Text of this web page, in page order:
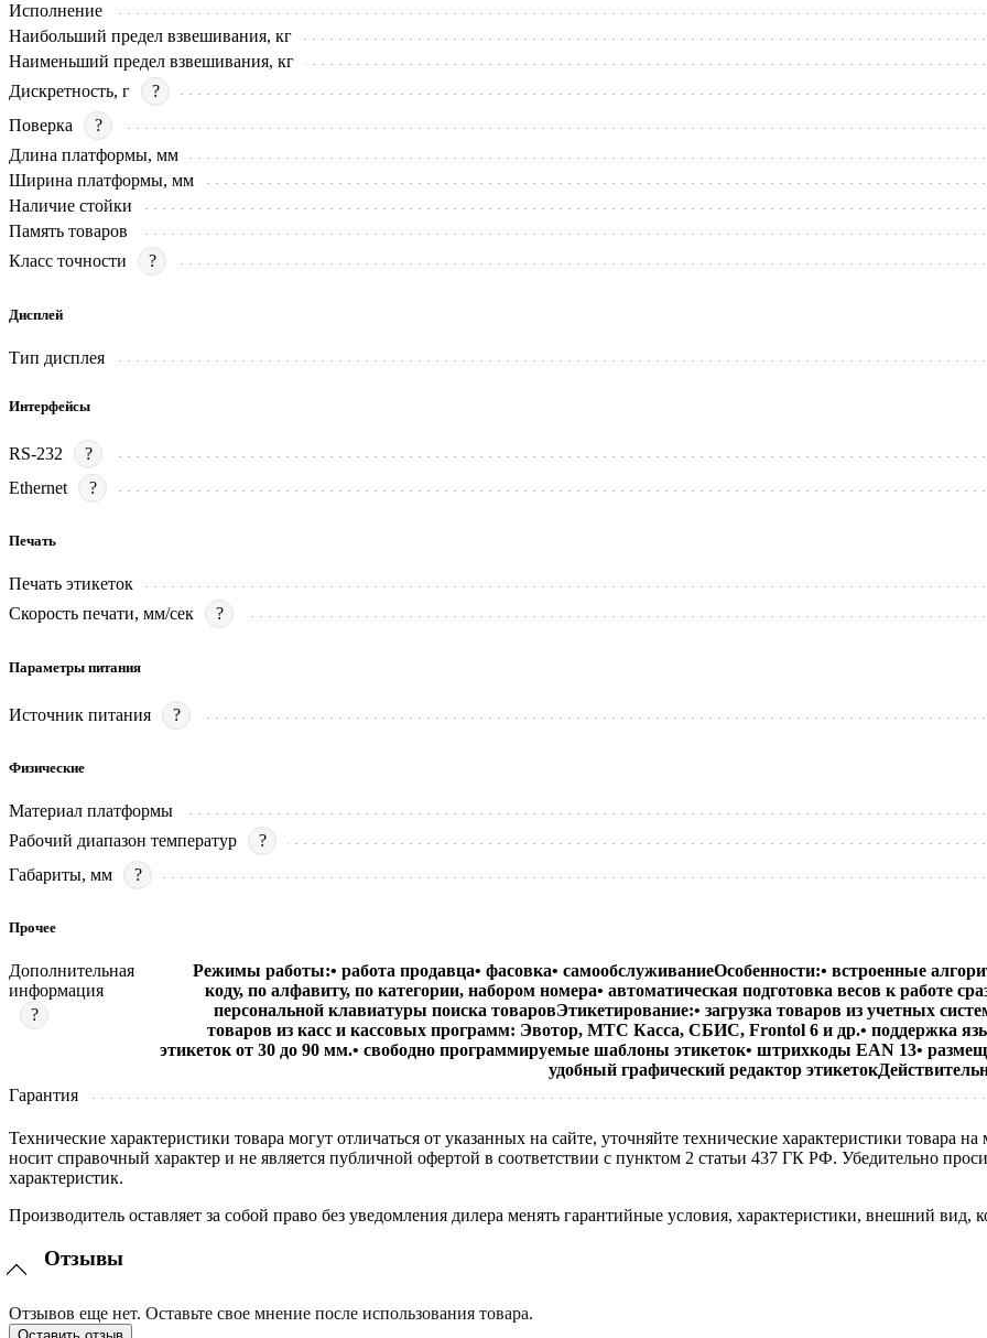
Исполнение
Наибольший предел взвешивания, кг
Наименьший предел взвешивания, кг
Дискретность, г
?
Поверка
?
Длина платформы, мм
Ширина платформы, мм
Наличие стойки
Память товаров
Класс точности
?
Дисплей
Тип дисплея
Интерфейсы
RS-232
?
Ethernet
?
Печать
Печать этикеток
Скорость печати, мм/сек
?
Параметры питания
Источник питания ?
Физические
Материал платформы
Рабочий диапазон температур
?
Габариты, мм
?
Прочее
Дополнительная
информация
?
Режимы работы:• работа продавца• фасовка• самообслуживаниеОсобенности:• встроенные
коду, по алфавиту, по категории, набором номера• автоматическая подготовка весов к работе
персональной клавиатуры поиска товаровЭтикетирование:• загрузка товаров из учетных
товаров из касс и кассовых программ: Эвотор, МТС Касса, СБИС, Frontol 6 и др.• поддержка
этикеток от 30 до 90 мм.• свободно программируемые шаблоны этикеток• штрихкоды EAN 13•
удобный графический редактор
Гарантия
Технические характеристики товара могут отличаться от указанных на сайте, уточняйте технические характеристики
носит справочный характер и не является публичной офертой в соответствии с пунктом 2 статьи 437 ГК РФ. Убедительно
характеристик.
Производитель оставляет за собой право без уведомления дилера менять гарантийные условия, характеристики, внешний вид,
Отзывы
Отзывов еще нет. Оставьте свое мнение после использования товара.